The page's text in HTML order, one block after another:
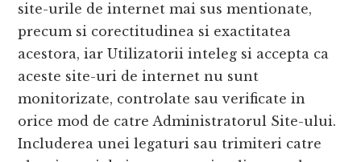
site-urile de internet mai sus mentionate,
precum si corectitudinea si exactitatea
acestora, iar Utilizatorii inteleg si accepta ca
aceste site-uri de internet nu sunt
monitorizate, controlate sau verificate in
orice mod de catre Administratorul Site-ului.
Includerea unei legaturi sau trimiteri catre